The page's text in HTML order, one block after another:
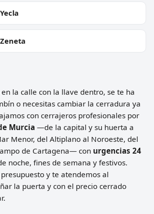
en la calle con la llave dentro, se te ha
o necesitas cambiar la cerradura ya
con cerrajeros profesionales por
Murcia —de la capital y su huerta a
Menor, del Altiplano al Noroeste, del
de Cartagena— con urgencias 24
noche, fines de semana y festivos.
y te atendemos al
la puerta y con el precio cerrado